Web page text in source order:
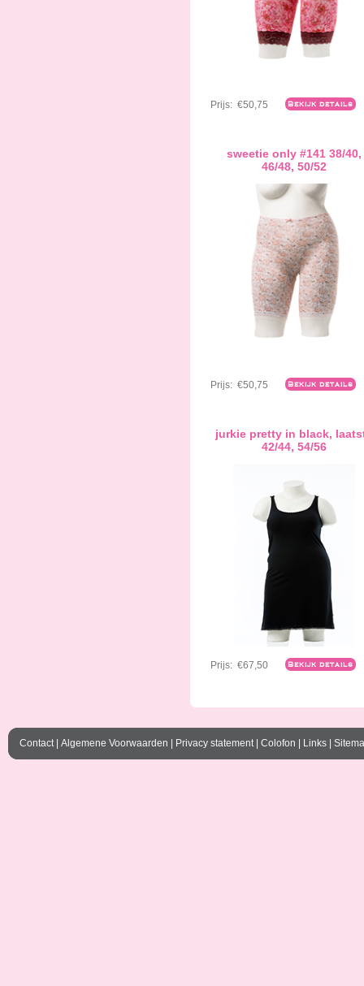
Prijs: €50,75 Bekijk details
sweetie only #141 38/40,
46/48, 50/52
Prijs: €50,75 Bekijk details
jurkie pretty in black,
42/44, 54/56
Prijs: €67,50 Bekijk details
Contact| Algemene Voorwaarden Privacy statement| Colofon Links